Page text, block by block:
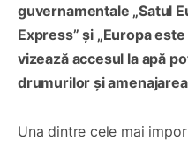
guvernamentale „Satul
Express” și „Europa
vizează accesul la apă
drumurilor și
Una dintre cele mai